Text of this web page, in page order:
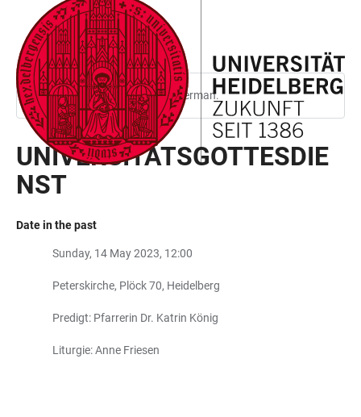
ACCESSIBILITY
LINKS
JUMP
TO
MAIN
CONTENT
OPEN
MAIN
NAVIGATION
OPEN
SEARCH
FORM
This page is only available in German.
UNIVERSITÄTSGOTTESDIE
NST
Date in the past
Sunday, 14 May 2023, 12:00
Peterskirche, Plöck 70, Heidelberg
Predigt: Pfarrerin Dr. Katrin König
Liturgie: Anne Friesen